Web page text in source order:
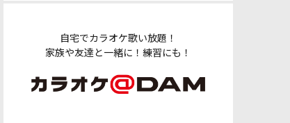
自宅でカラオケ歌い放題！
家族や友達と一緒に！練習にも！